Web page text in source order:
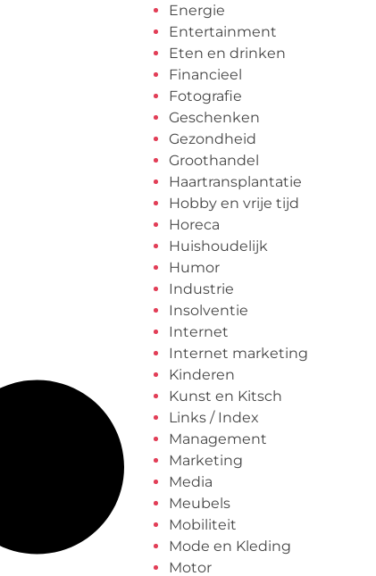
Energie
Entertainment
Eten en drinken
Financieel
Fotografie
Geschenken
Gezondheid
Groothandel
Haartransplantatie
Hobby en vrije tijd
Horeca
Huishoudelijk
Humor
Industrie
Insolventie
Internet
Internet marketing
Kinderen
Kunst en Kitsch
Links / Index
Management
Marketing
Media
Meubels
Mobiliteit
Mode en Kleding
Motor